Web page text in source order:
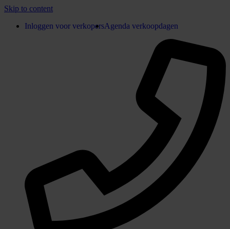
Skip to content
Inloggen voor verkopersAgenda verkoopdagen